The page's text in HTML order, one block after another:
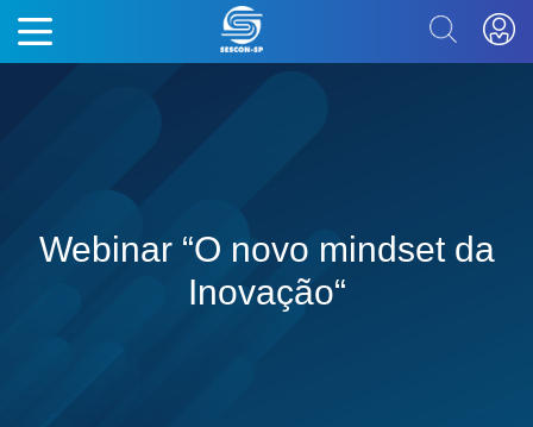
Webinar “O novo mindset da
Inovação“